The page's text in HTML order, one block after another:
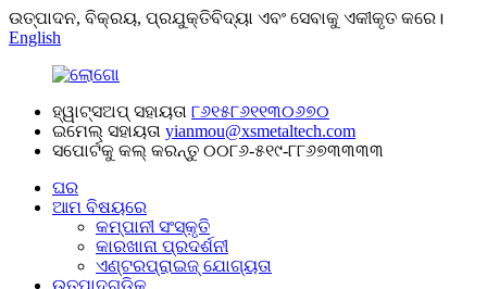
ଉତ୍ପାଦନ, ବିକ୍ରୟ, ପ୍ରଯୁକ୍ତିବିଦ୍ୟା ଏବଂ ସେବାକୁ ଏକୀକୃତ କରେ।
English
ହ୍ୱାଟ୍ସଅପ୍ ସହାୟତା ୮୬୧୫୮୬୧୧୩୦୬୭୦
ଇମେଲ୍ ସହାୟତା yianmou@xsmetaltech.com
ସପୋର୍ଟକୁ କଲ୍ କରନ୍ତୁ ୦୦୮୬-୫୧୯-୮୮୬୭୩୩୩୩
ଘର
ଆମ ବିଷୟରେ
କମ୍ପାନୀ ସଂସ୍କୃତି
କାରଖାନା ପ୍ରଦର୍ଶନୀ
ଏଣ୍ଟରପ୍ରାଇଜ୍ ଯୋଗ୍ୟତା
ଉତ୍ପାଦଗୁଡ଼ିକ